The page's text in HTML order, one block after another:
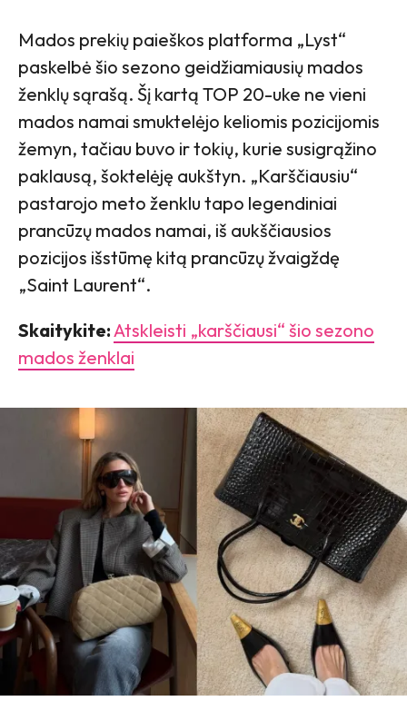
Mados prekių paieškos platforma „Lyst“
paskelbė šio sezono geidžiamiausių mados
ženklų sąrašą. Šį kartą TOP 20-uke ne vieni
mados namai smuktelėjo keliomis pozicijomis
žemyn, tačiau buvo ir tokių, kurie susigrąžino
paklausą, šoktelėję aukštyn. „Karščiausiu“
pastarojo meto ženklu tapo legendiniai
prancūzų mados namai, iš aukščiausios
pozicijos išstūmę kitą prancūzų žvaigždę
„Saint Laurent“.
Skaitykite: Atskleisti „karščiausi“ šio sezono
mados ženklai